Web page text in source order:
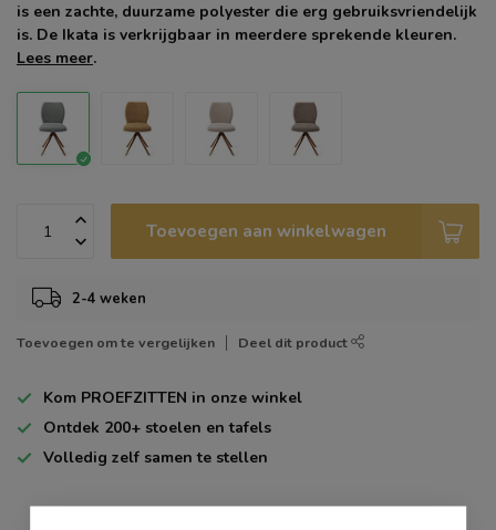
is een zachte, duurzame polyester die erg gebruiksvriendelijk
is. De Ikata is verkrijgbaar in meerdere sprekende kleuren.
Lees meer.
Toevoegen aan winkelwagen
2-4 weken
Toevoegen om te vergelijken Deel dit product
Kom PROEFZITTEN in onze winkel
Ontdek 200+ stoelen en tafels
Volledig zelf samen te stellen